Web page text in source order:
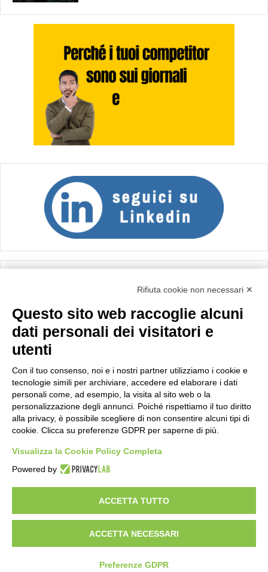
Importo netto (€):
Calcola
Scorporo IVA
Importo lordo (€):
Rifiuta cookie non necessari ✕
Questo sito web raccoglie alcuni
dati personali dei visitatori e
utenti
Con il tuo consenso, noi e i nostri partner utilizziamo i cookie e
tecnologie simili per archiviare, accedere ed elaborare i dati
personali come, ad esempio, la visita al sito web o la
personalizzazione degli annunci. Poiché rispettiamo il tuo diritto
alla privacy, è possibile scegliere di non consentire alcuni tipi di
cookie. Clicca su preferenze GDPR per saperne di più.
Visualizza la Cookie Policy Completa
Powered by
ACCETTA TUTTO
ACCETTA NECESSARI
Preferenze GDPR